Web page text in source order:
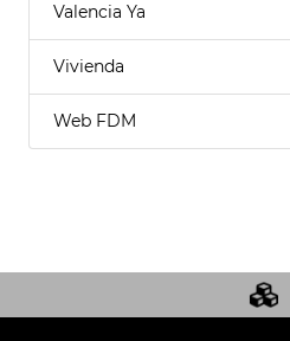
Valencia Ya
Vivienda
Web FDM